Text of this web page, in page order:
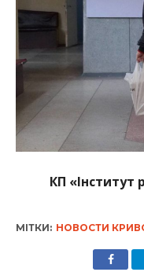
КП «Інститут
МІТКИ: НОВОСТИ